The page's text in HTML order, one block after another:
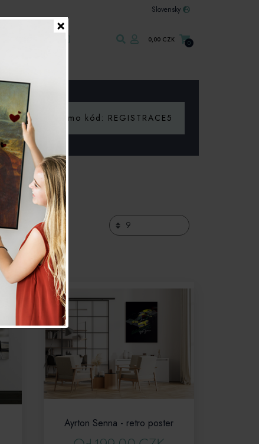
Slovensky
0,00 CZK 0
Promo kód: REGISTRACE5
Ayrton Senna - retro poster
×